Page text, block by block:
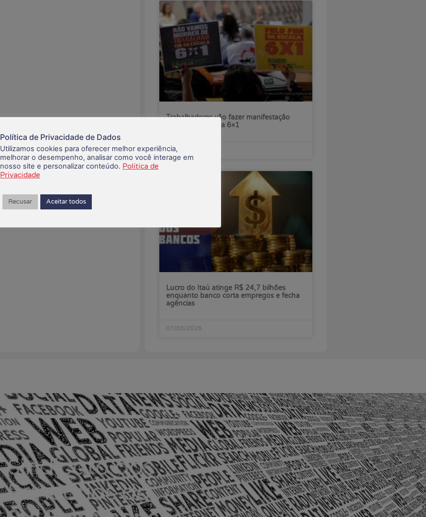
Trabalhadores vão fazer manifestação
pelo fim da escala 6×1
07/08/2026
Lucro do Itaú atinge R$ 24,7 bilhões
enquanto banco corta empregos e fecha
agências
07/08/2026
Política de Privacidade de Dados
Utilizamos cookies para oferecer melhor experiência,
melhorar o desempenho, analisar como você interage em
nosso site e personalizar conteúdo. Política de
Privacidade
Recusar Aceitar todos